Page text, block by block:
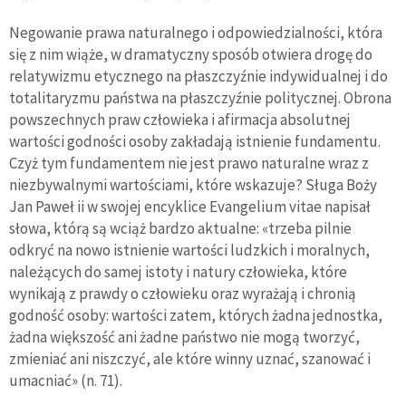
Negowanie prawa naturalnego i odpowiedzialności, która
się z nim wiąże, w dramatyczny sposób otwiera drogę do
relatywizmu etycznego na płaszczyźnie indywidualnej i do
totalitaryzmu państwa na płaszczyźnie politycznej. Obrona
powszechnych praw człowieka i afirmacja absolutnej
wartości godności osoby zakładają istnienie fundamentu.
Czyż tym fundamentem nie jest prawo naturalne wraz z
niezbywalnymi wartościami, które wskazuje? Sługa Boży
Jan Paweł ii w swojej encyklice Evangelium vitae napisał
słowa, którą są wciąż bardzo aktualne: «trzeba pilnie
odkryć na nowo istnienie wartości ludzkich i moralnych,
należących do samej istoty i natury człowieka, które
wynikają z prawdy o człowieku oraz wyrażają i chronią
godność osoby: wartości zatem, których żadna jednostka,
żadna większość ani żadne państwo nie mogą tworzyć,
zmieniać ani niszczyć, ale które winny uznać, szanować i
umacniać» (n. 71).